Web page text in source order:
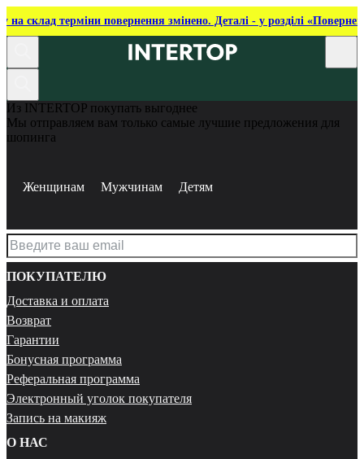
на склад терміни повернення змінено. Деталі - у розділі
Из INTERTOP покупать выгоднее
Мы отправляем вам только самые лучшие предложения для
шопинга
Женщинам Мужчинам Детям
ПОКУПАТЕЛЮ
Доставка и оплата
Возврат
Гарантии
Бонусная программа
Реферальная программа
Электронный уголок покупателя
Запись на макияж
О НАС